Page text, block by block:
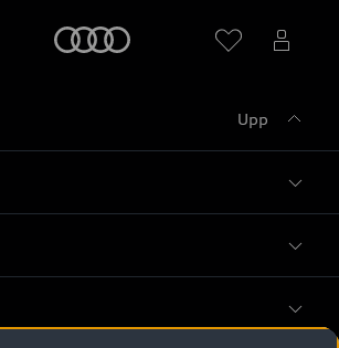
Upp